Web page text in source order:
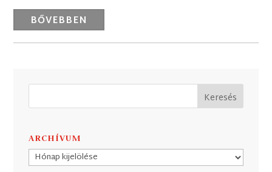
BŐVEBBEN
ARCHÍVUM
Archívum